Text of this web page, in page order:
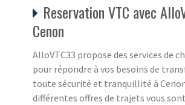
Reservation VTC avec
Cenon
AlloVTC33 propose des services de
pour répondre à vos besoins de
toute sécurité et tranquillité à
différentes offres de trajets vous